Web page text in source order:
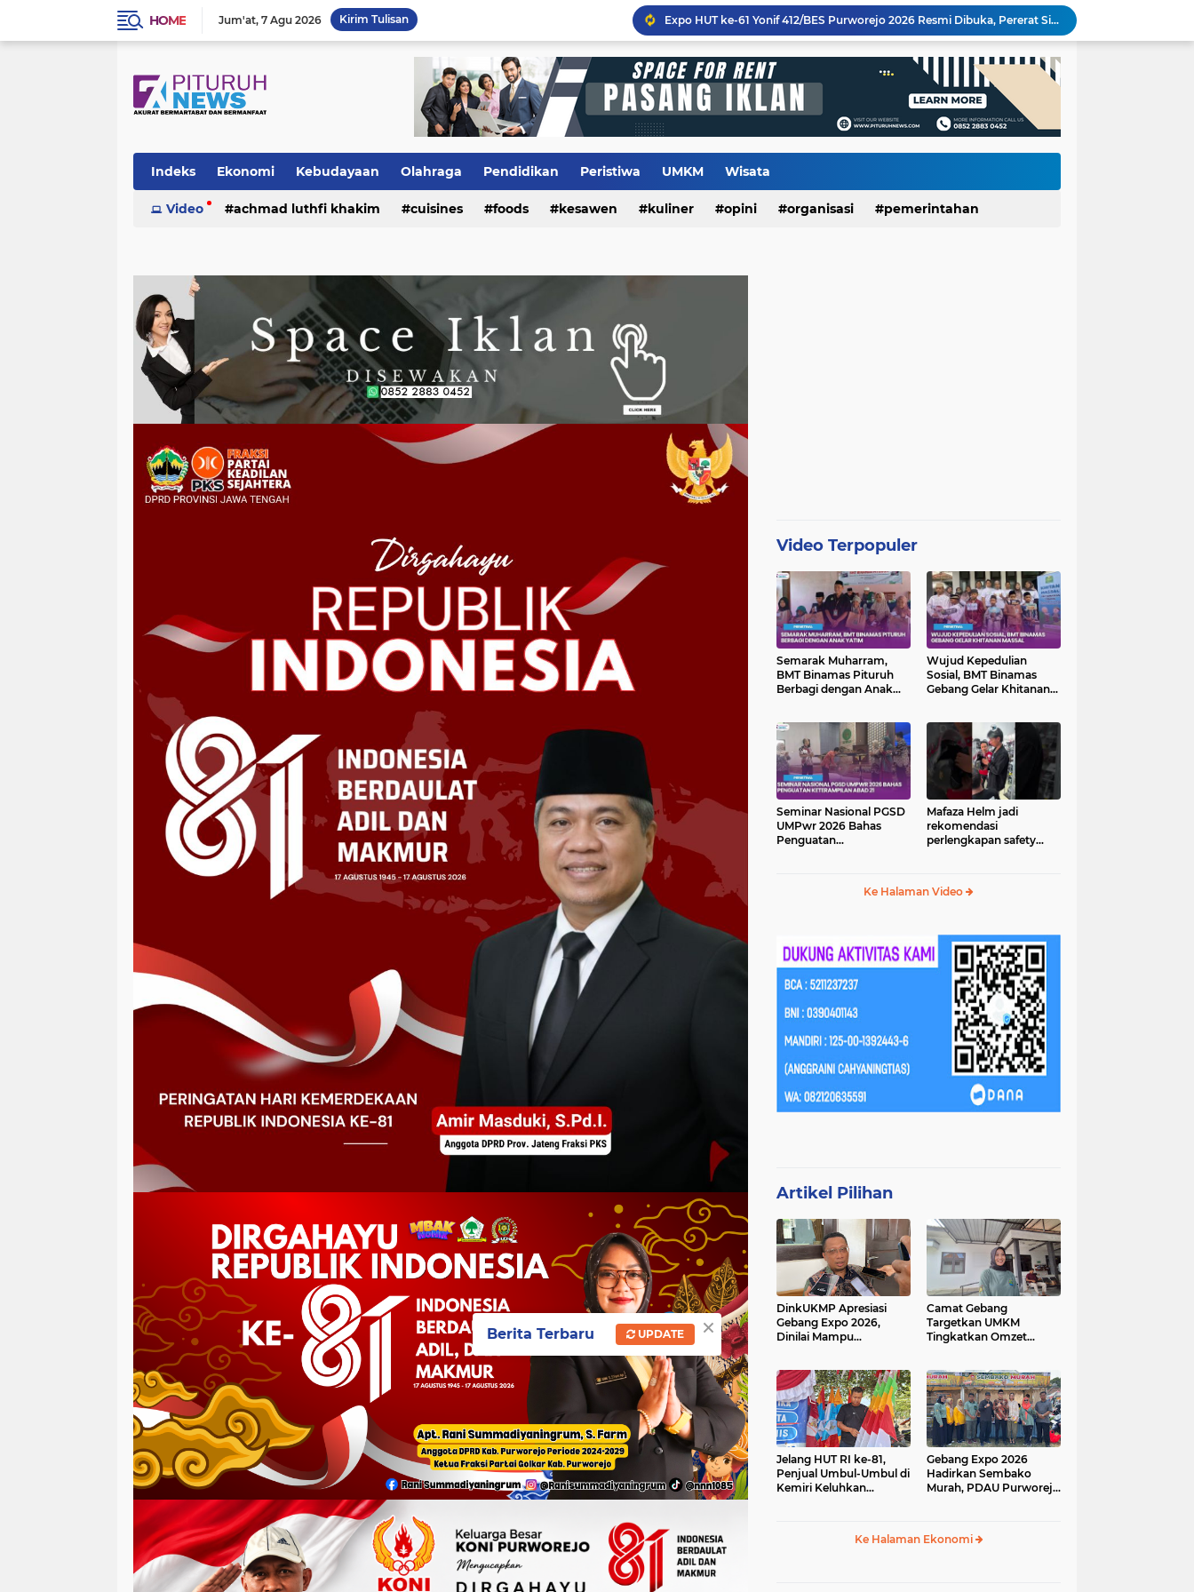
HOME Jum'at 7 Agu 2026 Kirim Tulisan
Wartawan Senior Purworejo Bambang Yoso Tutup Usia, Kepergiannya Tinggalkan Duka Mendalam
Layanan Cathlab Resmi Beroperasi di RSUD dr Tjitrowardojo, Pasien Jantung Purworejo Kini Tak Perlu Jauh Berobat
Sidang Gugatan dan Eksekusi Dijadwalkan Bersamaan, Pemkab Purworejo Minta PN Tunda Eksekusi Ponpes Minhajut Tholibin
Sate Kambing Muda Mbak Indah, Sajikan Kelezatan Khas dengan Daging Empuk dan Bumbu Meresap
Rembugan Bocah Purworejo 2026: Suara Anak Menggema, Dorong Kebijakan yang Lebih Ramah Anak
Flashback Program PITULUNGAN Yuli–Dion: Sejauh Mana Realisasinya?
Indeks Ekonomi Kebudayaan Olahraga Pendidikan Peristiwa UMKM Wisata
Video achmad luthfi khakim cuisines foods kesawen kuliner opini organisasi pemerintahan
Video Terpopuler
Semarak Muharram,
BMT Binamas Pituruh
Berbagi dengan Anak
Wujud Kepedulian
Sosial, BMT Binamas
Gebang Gelar Khitanan
Seminar Nasional PGSD
UMPwr 2026 Bahas
Penguatan
Mafaza Helm jadi
rekomendasi
perlengkapan safety
Ke Halaman Video
Artikel Pilihan
DinkUKMP Apresiasi
Gebang Expo 2026,
Dinilai Mampu
Lokal
Camat Gebang
Targetkan UMKM
Tingkatkan Omzet
Jelang HUT RI ke-81,
Penjual Umbul-Umbul di
Kemiri Keluhkan
Gebang Expo 2026
Hadirkan Sembako
Murah, PDAU Purworejo
Ke Halaman Ekonomi
×
Berita Terbaru UPDATE